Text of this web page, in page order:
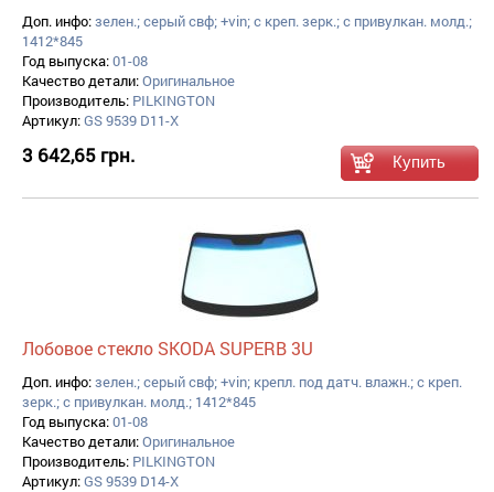
Доп. инфо:зелен.; серый свф; +vin; с креп. зерк.; с привулкан. молд.;
1412*845
Год выпуска:01-08
Качество детали:Оригинальное
Производитель: PILKINGTON
Артикул:GS 9539 D11-X
3 642,65 грн.
Лобовое стекло SKODA SUPERB 3U
Доп. инфо:зелен.; серый свф; +vin; крепл. под датч. влажн.; с креп.
зерк.; с привулкан. молд.; 1412*845
Год выпуска:01-08
Качество детали:Оригинальное
Производитель: PILKINGTON
Артикул:GS 9539 D14-X